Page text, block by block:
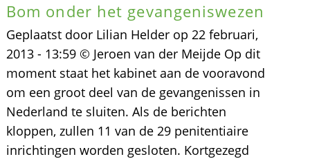
Bom onder het gevangeniswezen
Geplaatst door Lilian Helder op 22 februari,
2013 - 13:59 © Jeroen van der Meijde Op dit
moment staat het kabinet aan de vooravond
om een groot deel van de gevangenissen in
Nederland te sluiten. Als de berichten
kloppen, zullen 11 van de 29 penitentiaire
inrichtingen worden gesloten. Kortgezegd